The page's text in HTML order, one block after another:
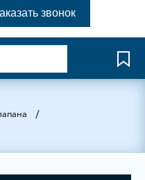
звонок
/